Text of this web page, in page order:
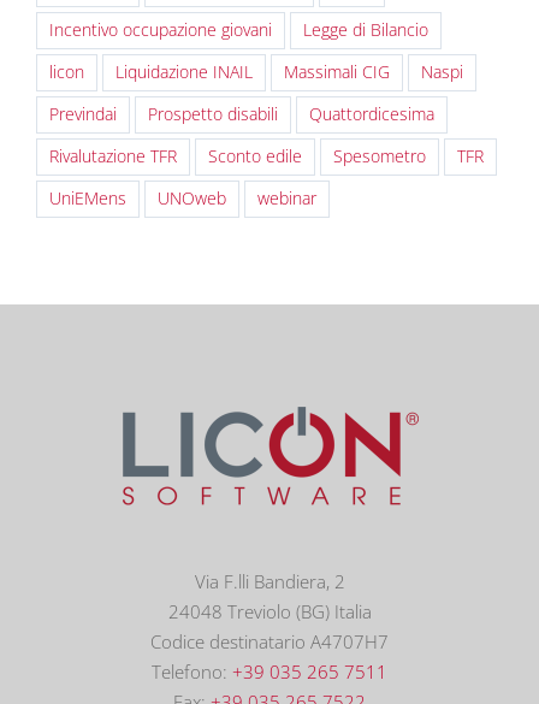
Incentivo occupazione giovani
Legge di Bilancio
licon
Liquidazione INAIL Massimali CIG
Naspi
Previndai
Prospetto disabili
Quattordicesima
Rivalutazione TFR
Sconto edile Spesometro
TFR
UniEMens
UNOweb webinar
Via F.lli Bandiera, 2
24048 Treviolo (BG) Italia
Codice destinatario A4707H7
Telefono: +39 035 265 7511